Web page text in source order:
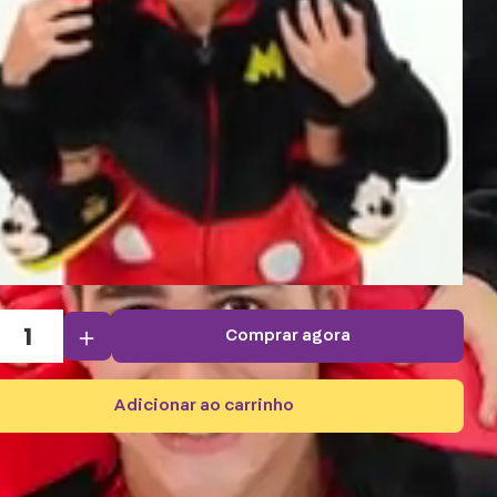
＋ comprar agora
adicionar ao carrinho